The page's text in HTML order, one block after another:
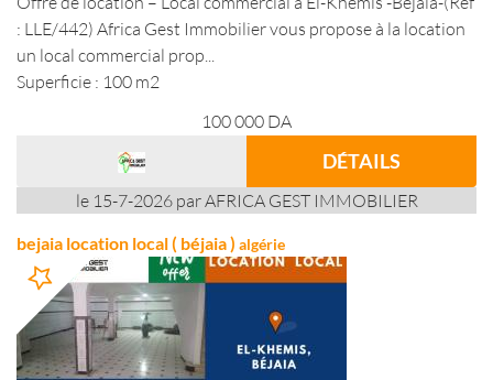
: LLE/442) Africa Gest Immobilier vous propose à la location
un local commercial prop...
Superficie : 100 m2
100 000 DA
DÉTAILS
le 15-7-2026 par AFRICA GEST IMMOBILIER
bejaia location local ( béjaia ) algérie